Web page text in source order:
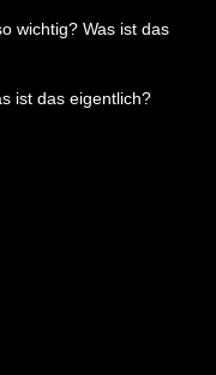
wichtig? Was ist das
ist das eigentlich?